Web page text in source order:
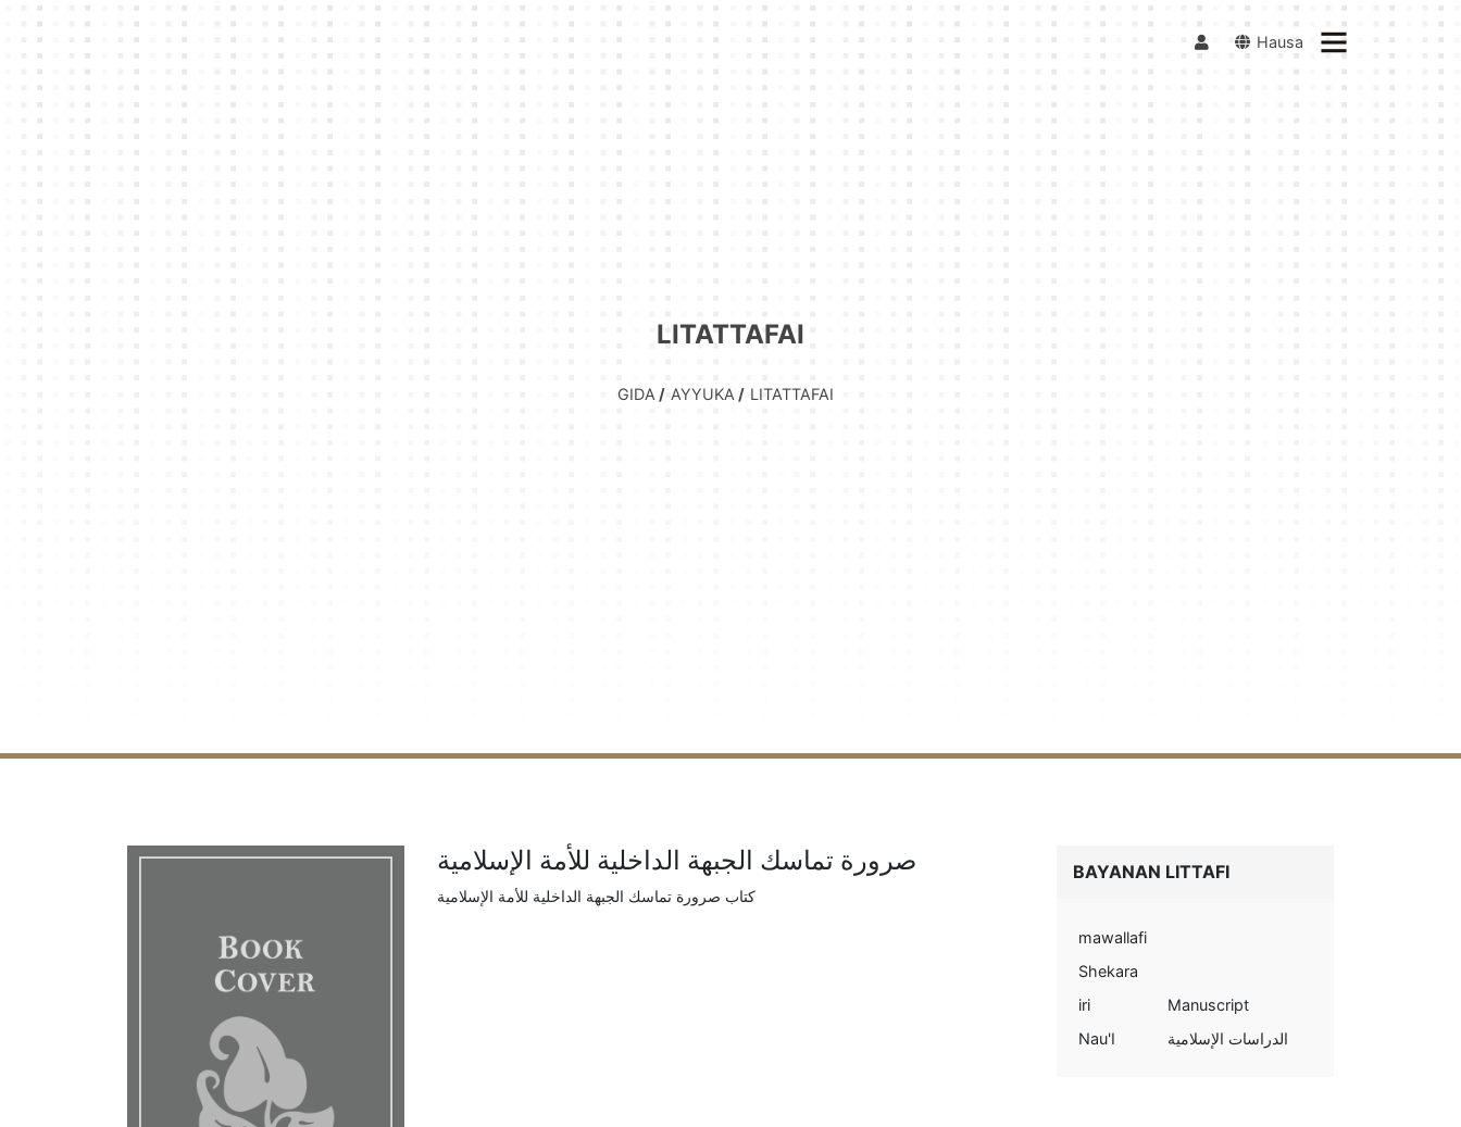
Hausa
LITATTAFAI
GIDA AYYUKA LITATTAFAI
صرورة تماسك الجبهة الداخلية للأمة الإسلامية
كتاب صرورة تماسك الجبهة الداخلية للأمة الإسلامية
BAYANAN LITTAFI
mawallafi
Shekara
iri
Manuscript
Nau'I
الدراسات الإسلامية